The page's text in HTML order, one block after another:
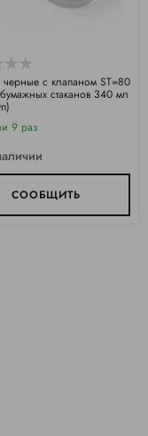
с клапаном ST=80
стаканов 340 мл
9 раз
СООБЩИТЬ